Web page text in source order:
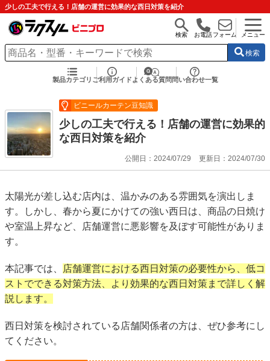
少しの工夫で行える！店舗の運営に効果的な西日対策を紹介
検索 お電話フォーム メニュー
検索
製品カテゴリ ご利用ガイド よくある質問 問い合わせ一覧
ビニールカーテン豆知識
少しの工夫で行える！店舗の運営に効果的
な西日対策を紹介
公開日：2024/07/29 更新日：2024/07/30
太陽光が差し込む店内は、温かみのある雰囲気を演出しま
す。しかし、春から夏にかけての強い西日は、商品の日焼け
や室温上昇など、店舗運営に悪影響を及ぼす可能性がありま
す。
本記事では、
店舗運営における西日対策の必要性から、低コ
ストでできる対策方法、より効果的な西日対策まで詳しく解
説します。
西日対策を検討されている店舗関係者の方は、ぜひ参考にし
てください。